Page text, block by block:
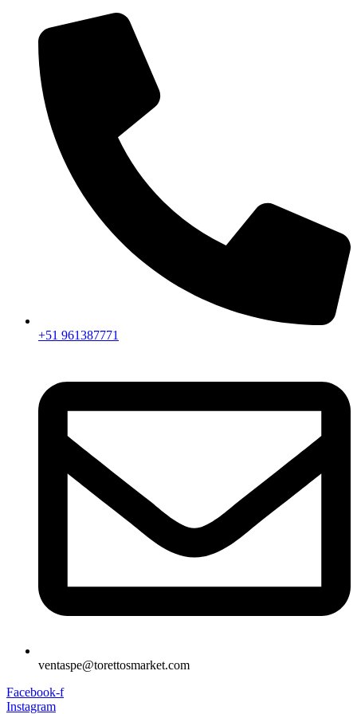
+51 961387771
ventaspe@torettosmarket.com
Facebook-f
Instagram